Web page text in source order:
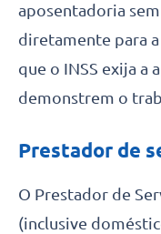
aposentadoria
diretamente para
que o INSS exija a
demonstrem o
Prestador de
O Prestador de
(inclusive